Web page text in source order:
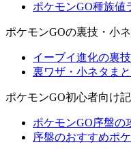
ポケモンGO種族値
ポケモンGOの裏技・小
イーブイ進化の裏技
裏ワザ・小ネタま
ポケモンGO初心者向け
ポケモンGO序盤の
序盤のおすすめポ